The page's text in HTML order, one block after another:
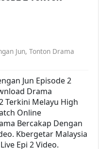
Jun,Tonton Drama
Jun Episode 2
Drama
Terkini Melayu High
Online
Bercakap Dengan
Kbergetar Malaysia
Epi 2 Video.